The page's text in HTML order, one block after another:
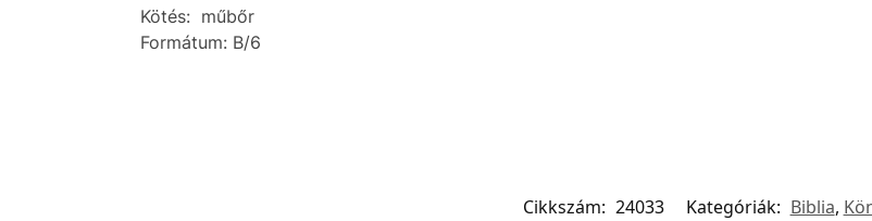
Kötés: műbőr
Formátum: B/6
Cikkszám: 24033 Kategóriák: Biblia,